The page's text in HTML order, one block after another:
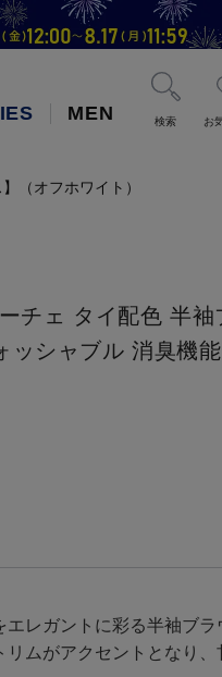
MEN 検索 お
（オフホワイト）
チェ タイ配色 半
ッシャブル 消臭機
レガントに彩る半袖ブラ
リムがアクセントとなり